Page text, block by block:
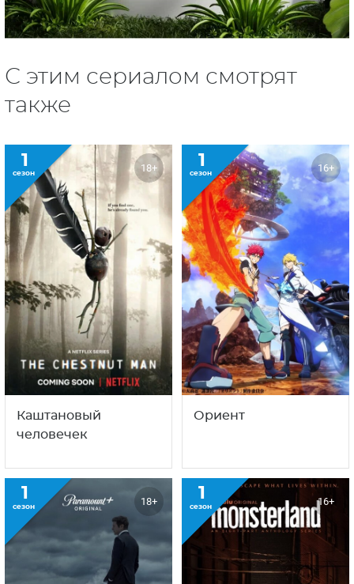
С этим сериалом смотрят
также
1
сезон 18+
Каштановый
человечек
1
сезон 16+
Ориент
1
сезон 18+ 1
сезон 16+